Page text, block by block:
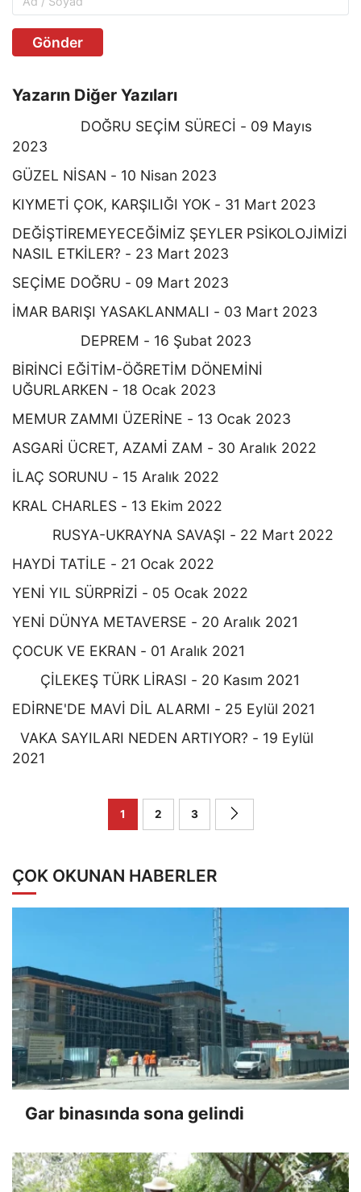
Gönder
Yazarın Diğer Yazıları
DOĞRU SEÇİM SÜRECİ - 09 Mayıs
2023
GÜZEL NİSAN - 10 Nisan 2023
KIYMETİ ÇOK, KARŞILIĞI YOK - 31 Mart 2023
DEĞİŞTİREMEYECEĞİMİZ ŞEYLER PSİKOLOJİMİZİ
NASIL ETKİLER? - 23 Mart 2023
SEÇİME DOĞRU - 09 Mart 2023
İMAR BARIŞI YASAKLANMALI - 03 Mart 2023
DEPREM - 16 Şubat 2023
BİRİNCİ EĞİTİM-ÖĞRETİM DÖNEMİNİ
UĞURLARKEN - 18 Ocak 2023
MEMUR ZAMMI ÜZERİNE - 13 Ocak 2023
ASGARİ ÜCRET, AZAMİ ZAM - 30 Aralık 2022
İLAÇ SORUNU - 15 Aralık 2022
KRAL CHARLES - 13 Ekim 2022
RUSYA-UKRAYNA SAVAŞI - 22 Mart 2022
HAYDİ TATİLE - 21 Ocak 2022
YENİ YIL SÜRPRİZİ - 05 Ocak 2022
YENİ DÜNYA METAVERSE - 20 Aralık 2021
ÇOCUK VE EKRAN - 01 Aralık 2021
ÇİLEKEŞ TÜRK LİRASI - 20 Kasım 2021
EDİRNE'DE MAVİ DİL ALARMI - 25 Eylül 2021
VAKA SAYILARI NEDEN ARTIYOR? - 19 Eylül
2021
1 2 3
ÇOK OKUNAN HABERLER
Gar binasında sona gelindi